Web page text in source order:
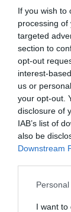
If you wish to
processing
targeted
section to
opt-out
interest-
us or
your opt-out.
disclosure of
IAB’s list of
also be
Downstream
Please note
not limited to
I want to
Olvasd el
Hány évet
Épülő